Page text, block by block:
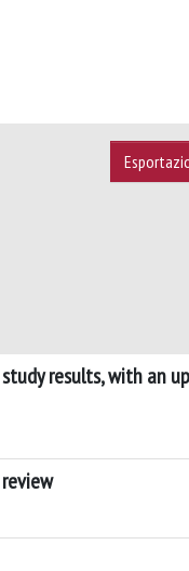
study results, with an